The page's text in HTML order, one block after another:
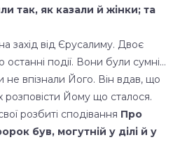
так, як казали й жінки; та
захід від Єрусалиму. Двоє
останні події. Вони були сумні…
не впізнали Його. Він вдав, що
розповісти Йому що сталося.
розбиті сподівання Про
був, могутній у ділі й у